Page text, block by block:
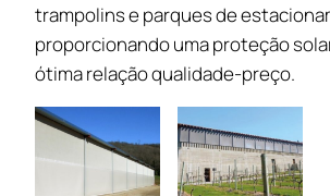
trampolins e parques de
proporcionando uma proteção
ótima relação qualidade-preço.